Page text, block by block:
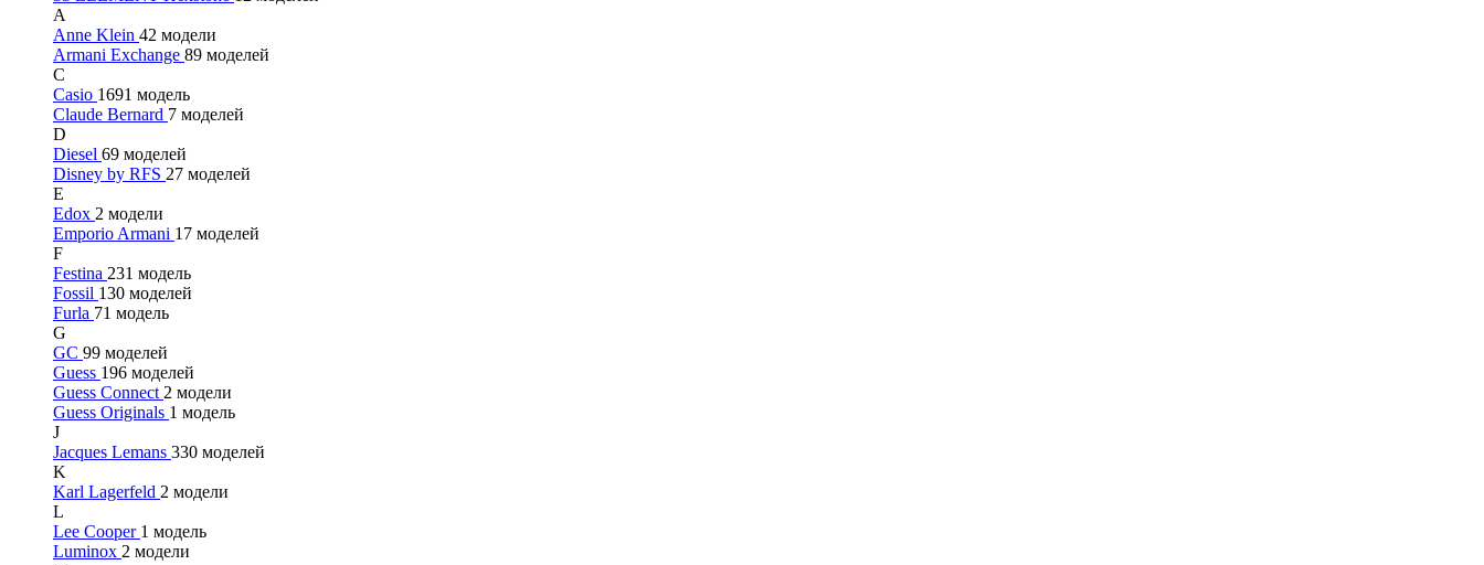
A
Anne Klein 42 модели
Armani Exchange 89 моделей
C
Casio 1691 модель
Claude Bernard 7 моделей
D
Diesel 69 моделей
Disney by RFS 27 моделей
E
Edox 2 модели
Emporio Armani 17 моделей
F
Festina 231 модель
Fossil 130 моделей
Furla 71 модель
G
GC 99 моделей
Guess 196 моделей
Guess Connect 2 модели
Guess Originals 1 модель
J
Jacques Lemans 330 моделей
K
Karl Lagerfeld 2 модели
L
Lee Cooper 1 модель
Luminox 2 модели